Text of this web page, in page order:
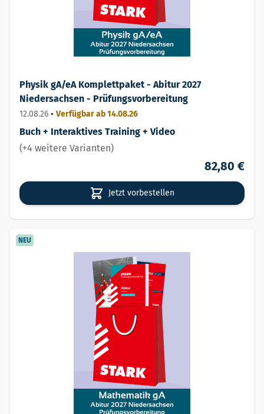
Physik gA/eA Komplettpaket - Abitur 2027
Niedersachsen - Prüfungsvorbereitung
12.08.26 • Verfügbar ab 14.08.26
Buch + Interaktives Training + Video
(+4 weitere Varianten)
82,80 €
Jetzt vorbestellen
NEU